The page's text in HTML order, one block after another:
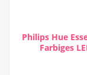
Philips Hue
Farbiges